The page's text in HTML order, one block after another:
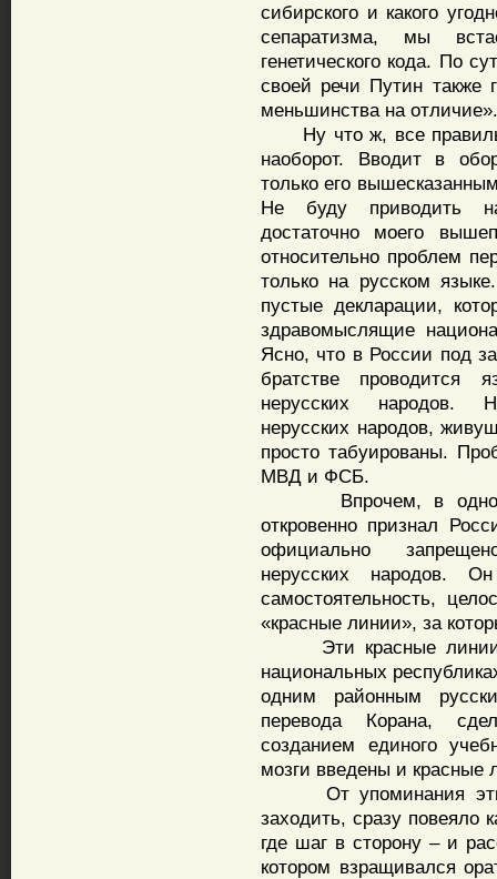
сибирского и какого
сепаратизма, мы
генетического кода. По
своей речи Путин также
меньшинства на отличие».
Ну что ж, все
наоборот. Вводит в
только его
Не буду приводить
достаточно моего
относительно проблем
только на русском
пустые декларации,
здравомыслящие
Ясно, что в России под
братстве проводится
нерусских народов.
нерусских народов,
просто табуированы.
МВД и ФСБ.
Впрочем, в одном
откровенно признал
официально
нерусских народов.
самостоятельность,
«красные линии», за
Эти красные линии
национальных
одним районным
перевода Корана,
созданием единого
мозги введены и красные
От упоминания этих
заходить, сразу повеяло
где шаг в сторону – и
котором взращивался